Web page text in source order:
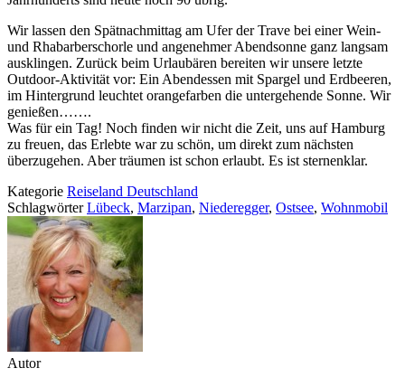
Wir lassen den Spätnachmittag am Ufer der Trave bei einer Wein-
und Rhabarberschorle und angenehmer Abendsonne ganz langsam
ausklingen. Zurück beim Urlaubären bereiten wir unsere letzte
Outdoor-Aktivität vor: Ein Abendessen mit Spargel und Erdbeeren,
im Hintergrund leuchtet orangefarben die untergehende Sonne. Wir
genießen…….
Was für ein Tag! Noch finden wir nicht die Zeit, uns auf Hamburg
zu freuen, das Erlebte war zu schön, um direkt zum nächsten
überzugehen. Aber träumen ist schon erlaubt. Es ist sternenklar.
Kategorie Reiseland Deutschland
SchlagwörterLübeck, Marzipan, Niederegger, Ostsee, Wohnmobil
Autor